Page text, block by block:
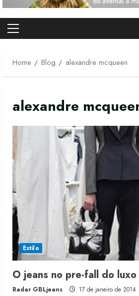
Primary
Home
Blog alexandre mcqueen
alexandre
Estilo
O jeans no pre-fall do luxo
Radar GBLjeans 17 de janeiro de 2014
Moda vende
produtos
6 de agosto de 2026